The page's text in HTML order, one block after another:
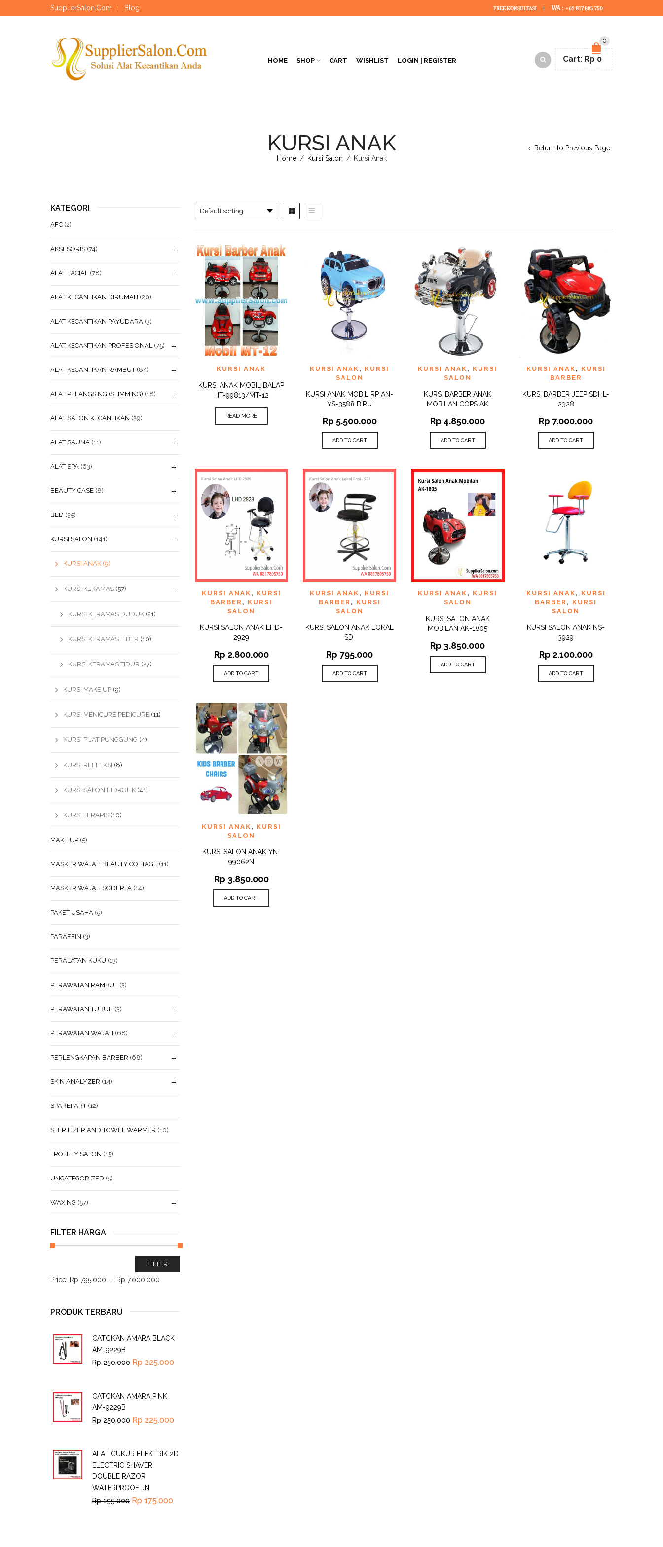
SupplierSalon.Com Blog FREE KONSULTASI WA : +62 817 805 750
HOME SHOP CART WISHLIST LOGIN | REGISTER
0
Cart: Rp 0
KURSI ANAK
Home / Kursi Salon / Kursi Anak
Return to Previous Page
ADD TO
QUICK
KURSI ANAK
KURSI ANAK MOBIL BALAP
HT-99813/MT-12
READ MORE
ADD TO
QUICK
KURSI ANAK , KURSI
SALON
KURSI ANAK MOBIL RP AN-
YS-3588 BIRU
Rp 5.500.000
ADD TO CART
ADD TO
QUICK
KURSI ANAK , KURSI
SALON
KURSI BARBER ANAK
MOBILAN COPS AK
Rp 4.850.000
ADD TO CART
ADD TO
QUICK
VIEW
KURSI ANAK , KURSI
BARBER
KURSI BARBER JEEP SDHL-
2928
Rp 7.000.000
ADD TO CART
ADD TO
QUICK
VIEW
KURSI ANAK , KURSI
BARBER , KURSI
SALON
KURSI SALON ANAK LHD-
2929
Rp 2.800.000
ADD TO CART
ADD TO
QUICK
VIEW
KURSI ANAK , KURSI
BARBER , KURSI
SALON
KURSI SALON ANAK LOKAL
SDI
Rp 795.000
ADD TO CART
ADD TO
QUICK
KURSI ANAK , KURSI
SALON
KURSI SALON ANAK
MOBILAN AK-1805
Rp 3.850.000
ADD TO CART
ADD TO
QUICK
VIEW
KURSI ANAK , KURSI
BARBER , KURSI
SALON
KURSI SALON ANAK NS-
3929
Rp 2.100.000
ADD TO CART
ADD TO
QUICK
KURSI ANAK , KURSI
SALON
KURSI SALON ANAK YN-
99062N
Rp 3.850.000
ADD TO CART
KATEGORI
AFC (2)
AKSESORIS (74)
ALAT FACIAL (78)
ALAT KECANTIKAN DIRUMAH (20)
ALAT KECANTIKAN PAYUDARA (3)
ALAT KECANTIKAN PROFESIONAL (75)
ALAT KECANTIKAN RAMBUT (84)
ALAT PELANGSING (SLIMMING) (18)
ALAT SALON KECANTIKAN (29)
ALAT SAUNA (11)
ALAT SPA (63)
BEAUTY CASE (8)
BED (35)
KURSI SALON (141)
KURSI ANAK (9)
KURSI KERAMAS (57)
KURSI KERAMAS DUDUK (21)
KURSI KERAMAS FIBER (10)
KURSI KERAMAS TIDUR (27)
KURSI MAKE UP (9)
KURSI MENICURE PEDICURE (11)
KURSI PIJAT PUNGGUNG (4)
KURSI REFLEKSI (8)
KURSI SALON HIDROLIK (41)
KURSI TERAPIS (10)
MAKE UP (5)
MASKER WAJAH BEAUTY COTTAGE (11)
MASKER WAJAH SODERTA (14)
PAKET USAHA (5)
PARAFFIN (3)
PERALATAN KUKU (13)
PERAWATAN RAMBUT (3)
PERAWATAN TUBUH (3)
PERAWATAN WAJAH (68)
PERLENGKAPAN BARBER (68)
SKIN ANALYZER (14)
SPAREPART (12)
STERILIZER AND TOWEL WARMER (10)
TROLLEY SALON (15)
UNCATEGORIZED (5)
WAXING (57)
FILTER HARGA
FILTER
Price: Rp 795.000 — Rp 7.000.000
PRODUK TERBARU
CATOKAN AMARA BLACK
AM-9229B
Rp250.000 Rp 225.000
CATOKAN AMARA PINK
AM-9229B
Rp250.000 Rp 225.000
ALAT CUKUR ELEKTRIK 2D
ELECTRIC SHAVER
DOUBLE RAZOR
WATERPROOF JN
Rp195.000 Rp 175.000